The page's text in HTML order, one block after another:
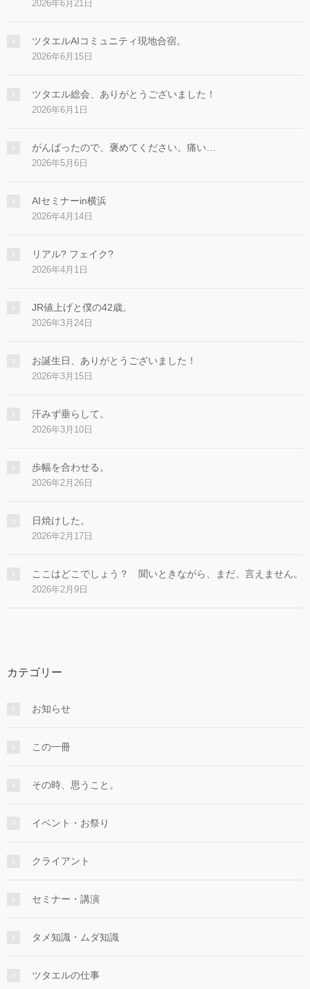
2026年6月21日
ツタエルAIコミュニティ現地合宿。
2026年6月15日
ツタエル総会、ありがとうございました！
2026年6月1日
がんばったので、褒めてください。痛い…
2026年5月6日
AIセミナーin横浜
2026年4月14日
リアル? フェイク?
2026年4月1日
JR値上げと僕の42歳。
2026年3月24日
お誕生日、ありがとうございました！
2026年3月15日
汗みず垂らして。
2026年3月10日
歩幅を合わせる。
2026年2月26日
日焼けした。
2026年2月17日
ここはどこでしょう？ 聞いときながら、まだ、言えません。
2026年2月9日
カテゴリー
お知らせ
この一冊
その時、思うこと。
イベント・お祭り
クライアント
セミナー・講演
タメ知識・ムダ知識
ツタエルの仕事